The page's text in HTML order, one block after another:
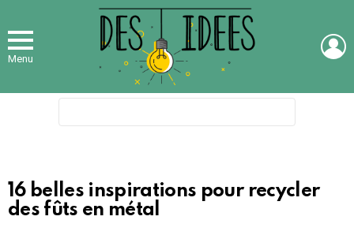
Menu
16 belles inspirations pour recycler
des fûts en métal